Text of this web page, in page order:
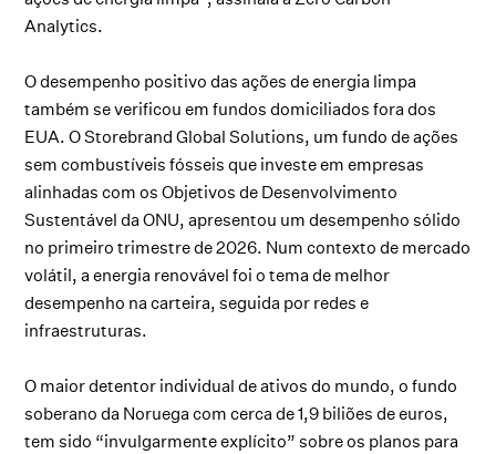
Analytics.
O desempenho positivo das ações de energia limpa
também se verificou em fundos domiciliados fora dos
EUA. O Storebrand Global Solutions, um fundo de ações
sem combustíveis fósseis que investe em empresas
alinhadas com os Objetivos de Desenvolvimento
Sustentável da ONU, apresentou um desempenho sólido
no primeiro trimestre de 2026. Num contexto de mercado
volátil, a energia renovável foi o tema de melhor
desempenho na carteira, seguida por redes e
infraestruturas.
O maior detentor individual de ativos do mundo, o fundo
soberano da Noruega com cerca de 1,9 biliões de euros,
tem sido “invulgarmente explícito” sobre os planos para